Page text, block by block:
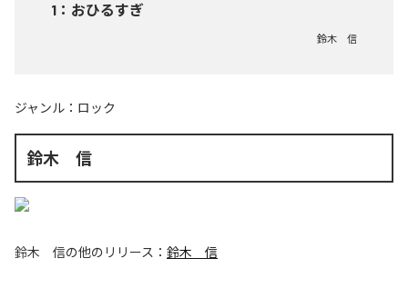
1 ： おひるすぎ
鈴木 信
ジャンル： ロック
鈴木 信
鈴木 信の他のリリース： 鈴木 信